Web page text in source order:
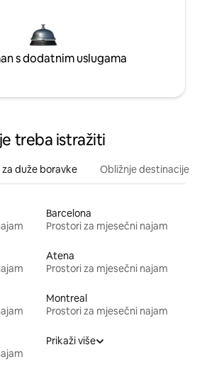
s dodatnim uslugama
treba istražiti
duže boravke Obližnje destinacije
Barcelona
Prostori za mjesečni najam
Atena
Prostori za mjesečni najam
Montreal
Prostori za mjesečni najam
Prikaži više